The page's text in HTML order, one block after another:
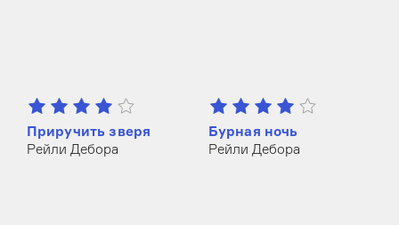
Приручить зверя
Рейли Дебора
Бурная ночь
Рейли Дебора